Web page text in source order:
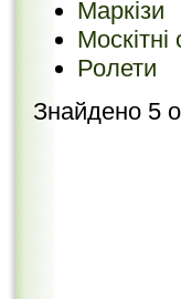
Маркізи
Москітні
Ролети
Знайдено 5